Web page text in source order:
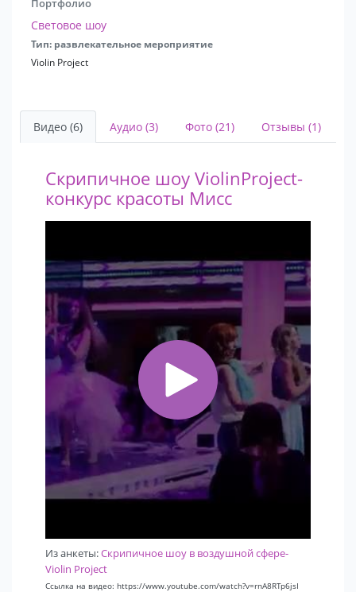
Портфолио
Световое шоу
Тип: развлекательное мероприятие
Violin Project
Видео (6) Аудио (3) Фото (21) Отзывы (1)
Скрипичное шоу ViolinProject-
конкурс красоты Мисс
Из анкеты:Скрипичное шоу в воздушной сфере-
Violin Project
Ссылка на видео: https://www.youtube.com/watch?v=rnA8RTp6jsI